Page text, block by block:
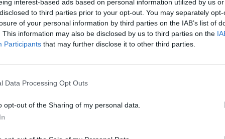
interest-based ads based on personal information utilized by us
to third parties prior to your opt-out. You may separately
of your personal information by third parties on the IAB’s list of
This information may also be disclosed by us to third parties on the
Participants that may further disclose it to other third parties.
Data Processing Opt Outs
opt-out of the Sharing of my personal data.
των παραπάνω στοιχείων θα πρέπει να
μερικά από τα πιο ιδιαίτερα και όμορφα
όμορφους οικισμούς, ιστορικά μνημεία,
το Εξωχώρι, τα φαράγγια Βυρού και Στενό
«Τσεριώτικη» διαδρομή για την κορυφή από
λειτουργήσει στο εκκλησάκι της κορυφής
θα γίνει από τη μεσσηνιακή διαδρομή στο